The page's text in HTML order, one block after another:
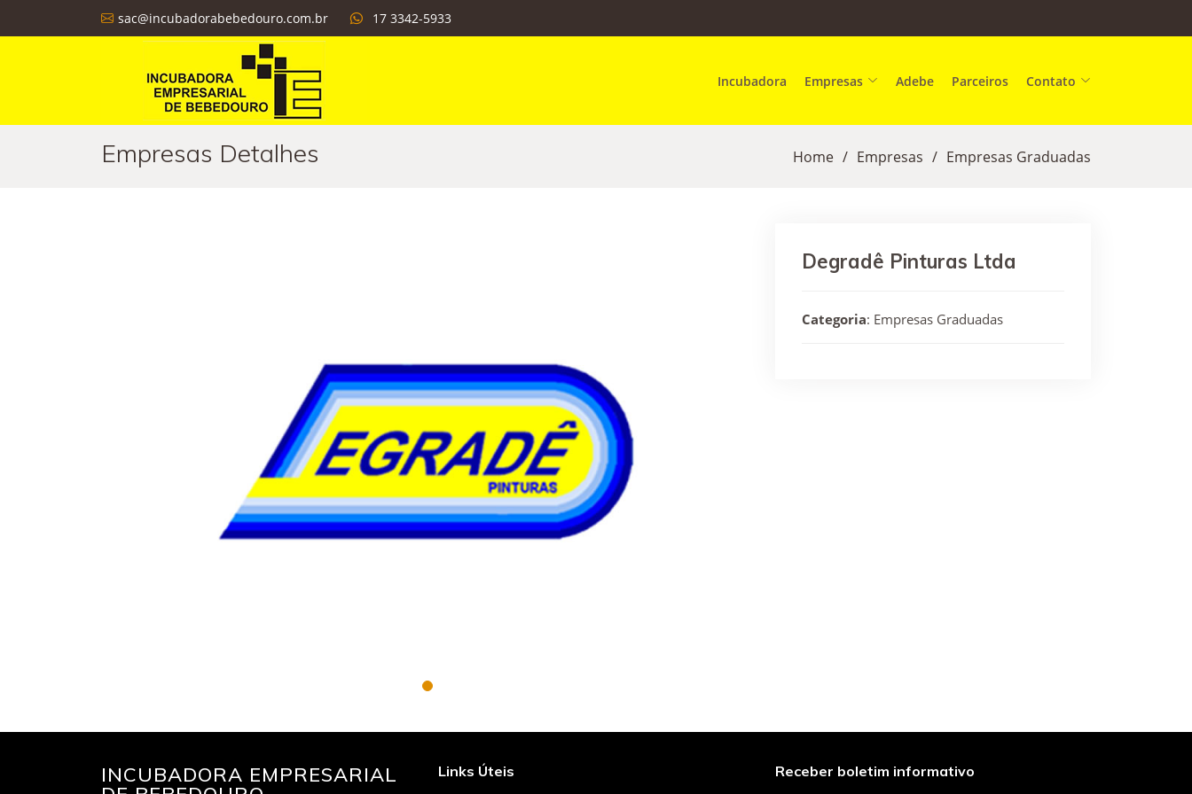
sac@incubadorabebedouro.com.br 17 3342-5933
Incubadora Empresas Adebe Parceiros Contato
Empresas Detalhes Home Empresas Empresas Graduadas
Degradê Pinturas Ltda
Categoria: Empresas Graduadas
INCUBADORA EMPRESARIAL Links Úteis Receber boletim informativo